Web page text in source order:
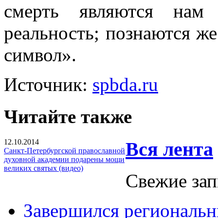
смерть являются
реальность; познаются
символ».
Источник: spbda.ru
Читайте также
12.10.2014
Санкт-Петербургской православной
духовной академии подарены мощи
великих святых (видео)
Вся лента
Свежие
Завершился